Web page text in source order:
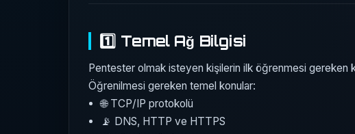
1️⃣ Temel Ağ Bilgisi
Pentester olmak isteyen kişilerin ilk öğrenmesi gereken
Öğrenilmesi gereken temel konular:
🌐 TCP/IP protokolü
📡 DNS, HTTP ve HTTPS